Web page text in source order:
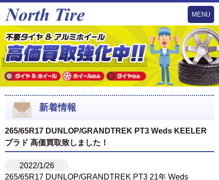
MENU
新着情報
265/65R17 DUNLOP/GRANDTREK PT3 Weds KEELER
プラド 高価買取致しました！
2022/1/26
265/65R17 DUNLOP/GRANDTREK PT3 21年 Weds